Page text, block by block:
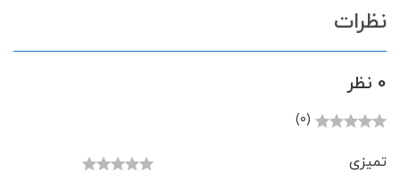
نظرات
0 نظر
(0)
تمیزی